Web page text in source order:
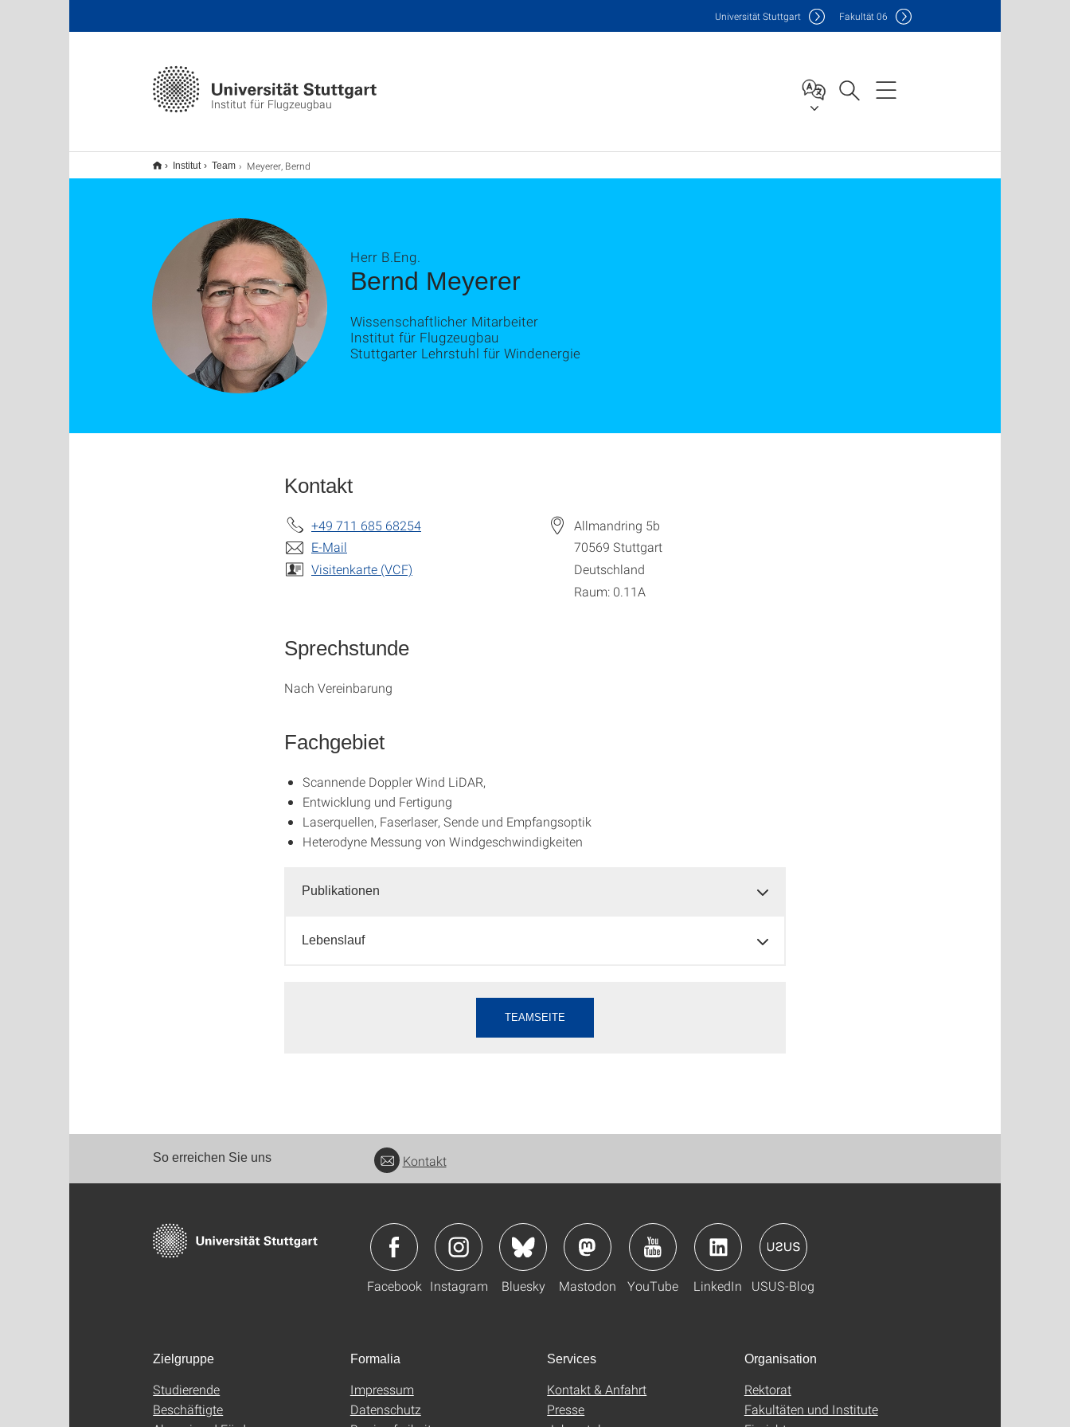
Institut für Flugzeugbau
Universität Stuttgart Fakultät06
Institut Team Meyerer, Bernd
Bernd Meyerer
Herr B.Eng.
Wissenschaftlicher Mitarbeiter
Institut für Flugzeugbau
Stuttgarter Lehrstuhl für Windenergie
Kontakt
+49 711 685 68254
E-Mail
Visitenkarte (VCF)
Allmandring 5b
70569 Stuttgart
Deutschland
Raum: 0.11A
Sprechstunde
Nach Vereinbarung
Fachgebiet
Scannende Doppler Wind LiDAR,
Entwicklung und Fertigung
Laserquellen, Faserlaser, Sende und Empfangsoptik
Heterodyne Messung von Windgeschwindigkeiten
Publikationen
Lebenslauf
TEAMSEITE
So erreichen Sie uns Kontakt
Facebook Instagram Bluesky Mastodon YouTube LinkedIn USUS-Blog
Zielgruppe
Studierende
Beschäftigte
Formalia
Impressum
Datenschutz
Services
Kontakt & Anfahrt
Presse
Organisation
Rektorat
Fakultäten und Institute